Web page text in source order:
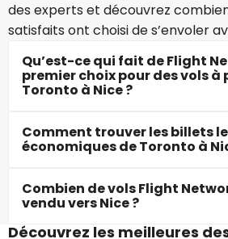
des experts et découvrez
satisfaits ont choisi de s’envoler
Qu’est-ce qui fait de Flight
premier choix pour des vols à
Toronto à Nice ?
Comment trouver les billets
économiques de Toronto à
Combien de vols Flight
vendu vers Nice ?
Découvrez les meilleures